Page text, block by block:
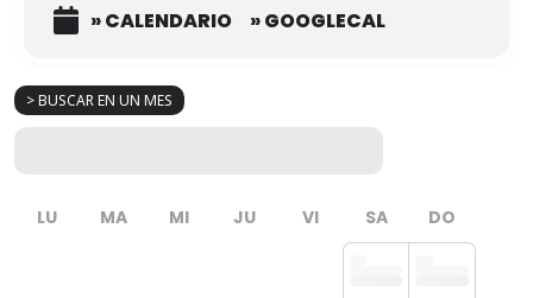
> BUSCAR EN UN MES
LU MA MI JU VI SA DO
» CALENDARIO » GOOGLECAL